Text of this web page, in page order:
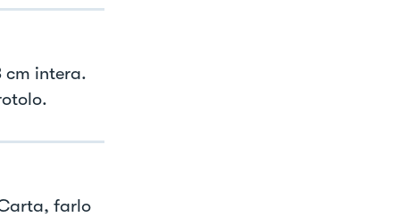
cm intera.
farlo